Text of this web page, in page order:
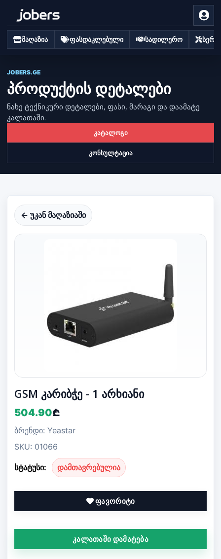
მაღაზია ფასდაკლებული სადილერო
JOBERS.GE
პროდუქტის დეტალები
ნახე ტექნიკური დეტალები, ფასი, მარაგი და დაამატე
კალათაში.
კატალოგი
კონსულტაცია
← უკან მაღაზიაში
GSM კარიბჭე - 1 არხიანი
504.90₾
ბრენდი: Yeastar
SKU: 01066
სტატუსი: დამთავრებულია
ფავორიტი
კალათაში დამატება